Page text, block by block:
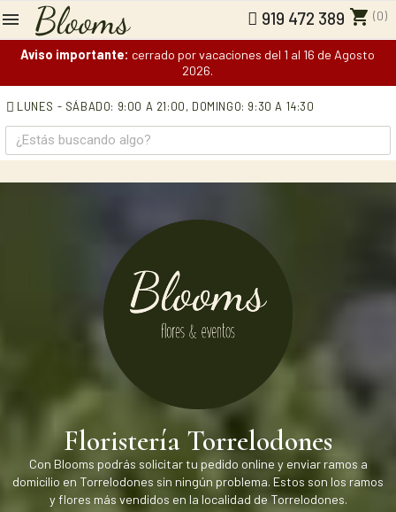
919 472 389 shopping_cart (0)
Aviso importante: cerrado por vacaciones del 1 al 16 de Agosto
2026.
LUNES - SÁBADO: 9:00 A 21:00, DOMINGO: 9:30 A 14:30
Floristería Torrelodones
Con Blooms podrás solicitar tu pedido online y enviar ramos a
domicilio en Torrelodones sin ningún problema. Estos son los ramos
y flores más vendidos en la localidad de Torrelodones.